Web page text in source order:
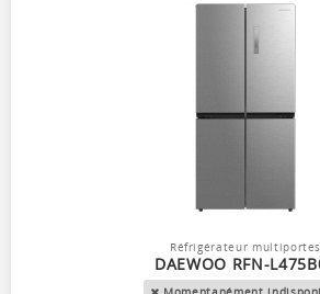
Réfrigérateur multiportes
DAEWOO RFN-